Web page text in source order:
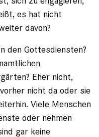
es hat nicht
davon?
den Gottesdiensten?
Eher nicht,
nicht da oder sie
Viele Menschen
oder nehmen
gar keine